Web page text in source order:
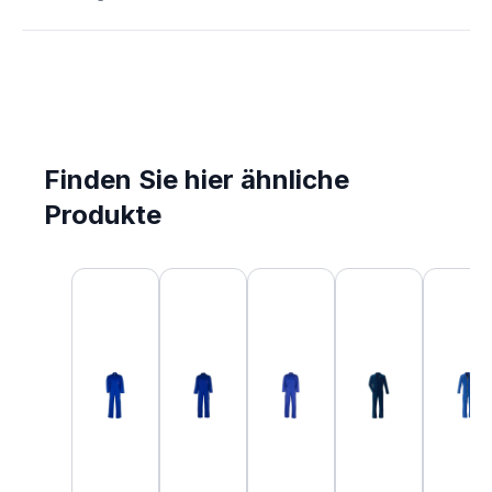
Finden Sie hier ähnliche
Produkte
Produktgalerie überspringen